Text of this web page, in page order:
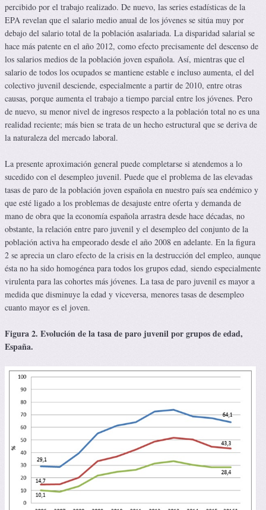
percibido por el trabajo realizado. De nuevo, las series estadísticas de la
EPA revelan que el salario medio anual de los jóvenes se sitúa muy por
debajo del salario total de la población asalariada. La disparidad salarial se
hace más patente en el año 2012, como efecto precisamente del descenso de
los salarios medios de la población joven española. Así, mientras que el
salario de todos los ocupados se mantiene estable e incluso aumenta, el del
colectivo juvenil desciende, especialmente a partir de 2010, entre otras
causas, porque aumenta el trabajo a tiempo parcial entre los jóvenes. Pero
de nuevo, su menor nivel de ingresos respecto a la población total no es una
realidad reciente; más bien se trata de un hecho estructural que se deriva de
la naturaleza del mercado laboral.
La presente aproximación general puede completarse si atendemos a lo
sucedido con el desempleo juvenil. Puede que el problema de las elevadas
tasas de paro de la población joven española en nuestro país sea endémico y
que esté ligado a los problemas de desajuste entre oferta y demanda de
mano de obra que la economía española arrastra desde hace décadas, no
obstante, la relación entre paro juvenil y el desempleo del conjunto de la
población activa ha empeorado desde el año 2008 en adelante. En la figura
2 se aprecia un claro efecto de la crisis en la destrucción del empleo, aunque
ésta no ha sido homogénea para todos los grupos edad, siendo especialmente
virulenta para las cohortes más jóvenes. La tasa de paro juvenil es mayor a
medida que disminuye la edad y viceversa, menores tasas de desempleo
cuanto mayor es el joven.
Figura 2. Evolución de la tasa de paro juvenil por grupos de edad,
España.